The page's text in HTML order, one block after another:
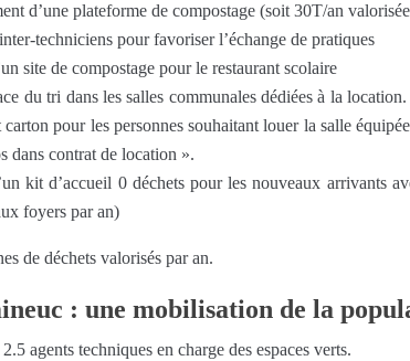
d’une plateforme de compostage (soit 30T/an
techniciens pour favoriser l’échange de pratiques
site de compostage pour le restaurant scolaire
du tri dans les salles communales dédiées à la
carton pour les personnes souhaitant louer la salle
dans contrat de location ».
kit d’accueil 0 déchets pour les nouveaux arrivants
foyers par an)
de déchets valorisés par an.
: une mobilisation de la
agents techniques en charge des espaces verts.